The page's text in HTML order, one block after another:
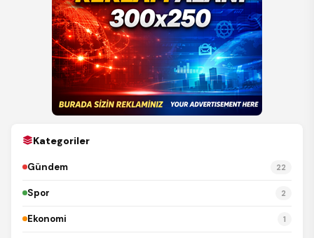
Kategoriler
Gündem 22
Spor 2
Ekonomi 1